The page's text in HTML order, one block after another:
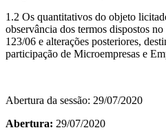
1.2 Os quantitativos do objeto
observância dos termos dispostos
123/06 e alterações posteriores,
participação de Microempresas e
Abertura da sessão: 29/07/2020
Abertura: 29/07/2020